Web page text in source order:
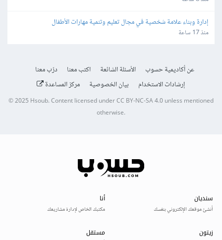
إدارة وبناء علامة شخصية في مجال تعليم وتنمية مهارات الأطفال
منذ 17 ساعة
عن أكاديمية حسوب الأسئلة الشائعة اكتب معنا
درّب معنا
إرشادات الاستخدام
بيان الخصوصية مركز المساعدة
© 2025 Hsoub.Content licensed underCC BY-NC-SA 4.0unless mentioned
otherwise.